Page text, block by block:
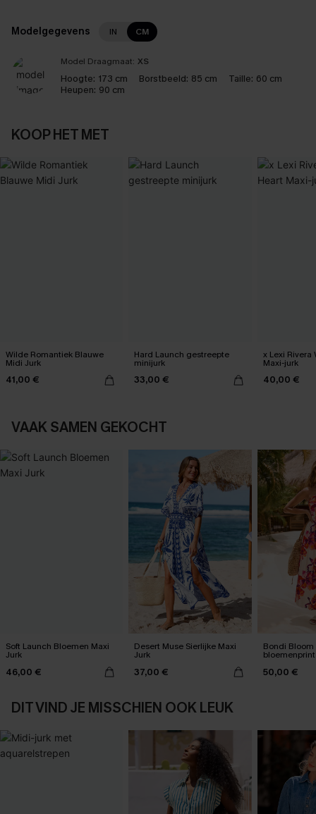
Modelgegevens IN CM
Model Draagmaat: XS
Hoogte: 173 cm Borstbeeld: 85 cm Taille: 60 cm
Heupen: 90 cm
KOOP HET MET
Wilde Romantiek Blauwe
Midi Jurk
41,00 €
Hard Launch gestreepte
minijurk
33,00 €
x Lexi Rivera
Maxi-jurk
40,00 €
VAAK SAMEN GEKOCHT
Soft Launch Bloemen Maxi
Jurk
46,00 €
Desert Muse Sierlijke Maxi
Jurk
37,00 €
Bondi
bloemenprint
50,00 €
DIT VIND JE MISSCHIEN OOK LEUK